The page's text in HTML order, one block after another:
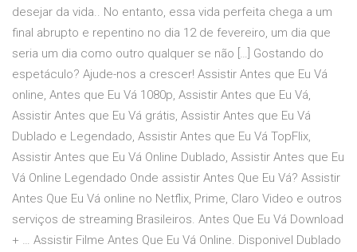
desejar da vida.. No entanto, essa vida perfeita chega a um
final abrupto e repentino no dia 12 de fevereiro, um dia que
seria um dia como outro qualquer se não […] Gostando do
espetáculo? Ajude-nos a crescer! Assistir Antes que Eu Vá
online, Antes que Eu Vá 1080p, Assistir Antes que Eu Vá,
Assistir Antes que Eu Vá grátis, Assistir Antes que Eu Vá
Dublado e Legendado, Assistir Antes que Eu Vá TopFlix,
Assistir Antes que Eu Vá Online Dublado, Assistir Antes que Eu
Vá Online Legendado Onde assistir Antes Que Eu Vá? Assistir
Antes Que Eu Vá online no Netflix, Prime, Claro Video e outros
serviços de streaming Brasileiros. Antes Que Eu Vá Download
+ … Assistir Filme Antes Que Eu Vá Online. Disponivel Dublado